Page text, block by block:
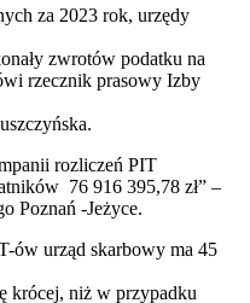
za 2023 rok, urzędy
zwrotów podatku na
rzecznik prasowy Izby
rozliczeń PIT
76 916 395,78 zł” –
Poznań -Jeżyce.
ów urząd skarbowy ma 45
krócej, niż w przypadku